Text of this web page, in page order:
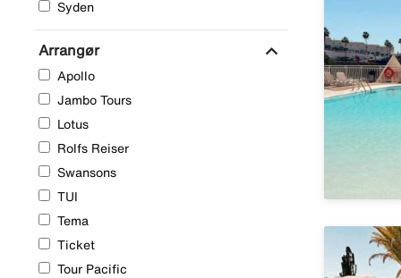
Syden
Arrangør expand_more
Apollo
Jambo Tours
Lotus
Rolfs Reiser
Swansons
TUI
Tema
Ticket
Tour Pacific